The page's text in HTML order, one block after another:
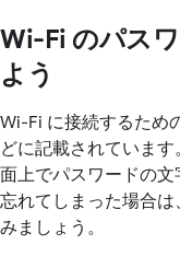
Wi-Fi のパス
よう
Wi-Fi に接続するため
どに記載されていま
面上でパスワードの
忘れてしまった場合
みましょう。